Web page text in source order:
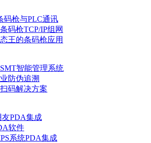
码枪与PLC通讯
码枪TCP/IP组网
王的条码枪应用
智能管理系统
防伪追溯
码解决方案
友PDA集成
软件
系统PDA集成